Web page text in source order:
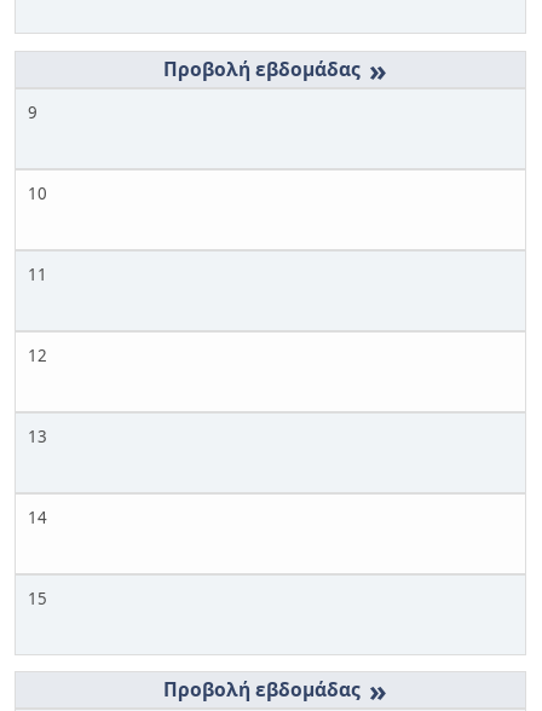
»
9
10
11
12
13
14
15
»